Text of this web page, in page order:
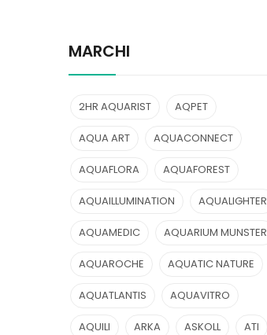
MARCHI
2HR AQUARIST AQPET
AQUA ART AQUACONNECT
AQUAFLORA AQUAFOREST
AQUAILLUMINATION AQUALIGHTER
AQUAMEDIC AQUARIUM MUNSTER
AQUAROCHE AQUATIC NATURE
AQUATLANTIS AQUAVITRO
AQUILI ARKA ASKOLL ATI